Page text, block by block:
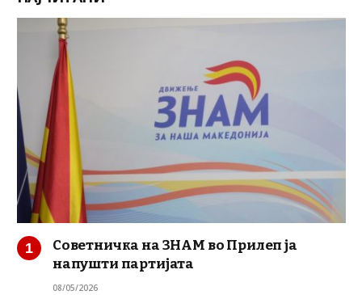
Советничка на ЗНАМ во Прилеп ја
напушти партијата
08/05/2026